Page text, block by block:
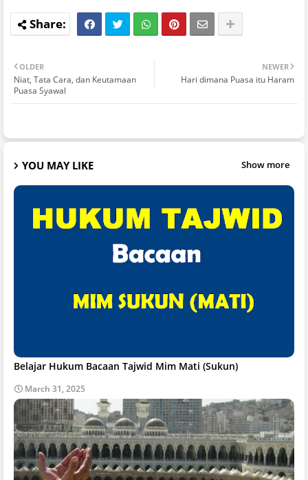
NEWER
Hari dimana Puasa itu Haram
OLDER
Niat, Tata Cara, dan Keutamaan
Puasa Syawal
YOU MAY LIKE Show more
Belajar Hukum Bacaan Tajwid Mim Mati (Sukun)
March 31, 2025